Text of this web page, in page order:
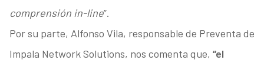
comprensión in-line”.
Por su parte, Alfonso Vila, responsable de Preventa de
Impala Network Solutions, nos comenta que, “el